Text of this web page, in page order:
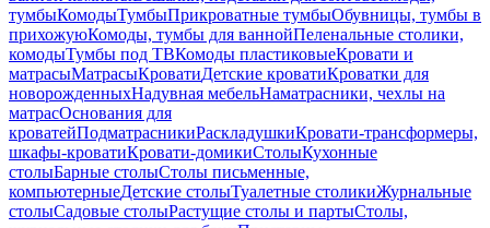
тумбыКомодыТумбыПрикроватные тумбыОбувницы, тумбы в
прихожуюКомоды, тумбы для ваннойПеленальные столики,
комодыТумбы под ТВКомоды пластиковыеКровати и
матрасыМатрасыКроватиДетские кроватиКроватки для
новорожденныхНадувная мебельНаматрасники, чехлы на
матрасОснования для
кроватейПодматрасникиРаскладушкиКровати-трансформеры,
шкафы-кроватиКровати-домикиСтолыКухонные
столыБарные столыСтолы письменные,
компьютерныеДетские столыТуалетные столикиЖурнальные
столыСадовые столыРастущие столы и партыСтолы,